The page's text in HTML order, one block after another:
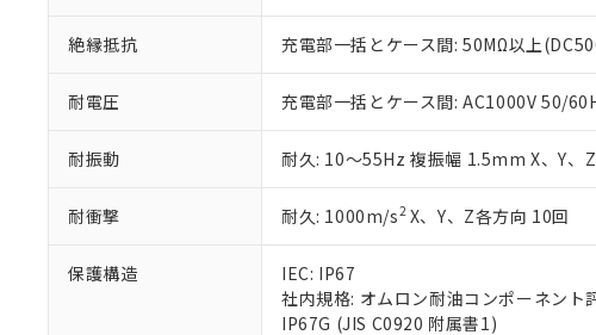
絶縁抵抗 充電部一括とケース間: 50MΩ以上
耐電圧 充電部一括とケース間: AC1000V 50/
耐振動 耐久: 10～55Hz 複振幅 1.5mm X、Y、
耐衝撃 耐久: 1000m/s2X、Y、Z各方向 10回
保護構造
IEC: IP67
社内規格: オムロン耐油コンポーネント
IP67G (JIS C0920 附属書1)
また、RoHS指令のフタ
混在することから備考欄
既に当社にて対応品への
り割愛しております。